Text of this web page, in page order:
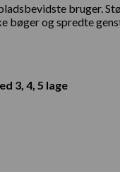
bruger.
og spredte
3, 4, 5 lage